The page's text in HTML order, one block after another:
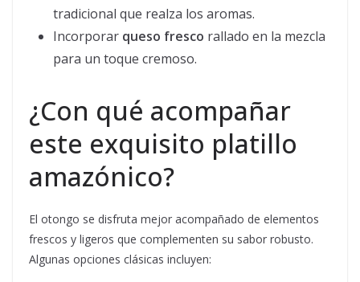
tradicional que realza los aromas.
Incorporar queso fresco rallado en la mezcla
para un toque cremoso.
¿Con qué acompañar
este exquisito platillo
amazónico?
El otongo se disfruta mejor acompañado de elementos
frescos y ligeros que complementen su sabor robusto.
Algunas opciones clásicas incluyen: